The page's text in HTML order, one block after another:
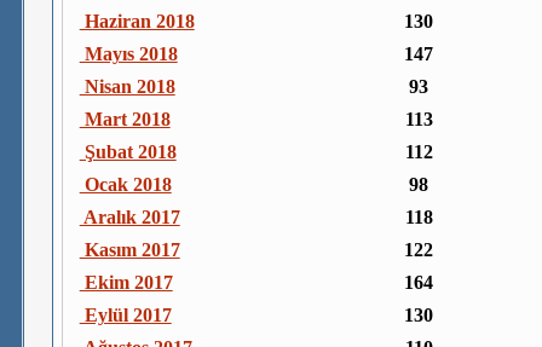
Haziran 2018
130
Mayıs 2018
147
Nisan 2018
93
Mart 2018
113
Şubat 2018
112
Ocak 2018
98
Aralık 2017
118
Kasım 2017
122
Ekim 2017
164
Eylül 2017
130